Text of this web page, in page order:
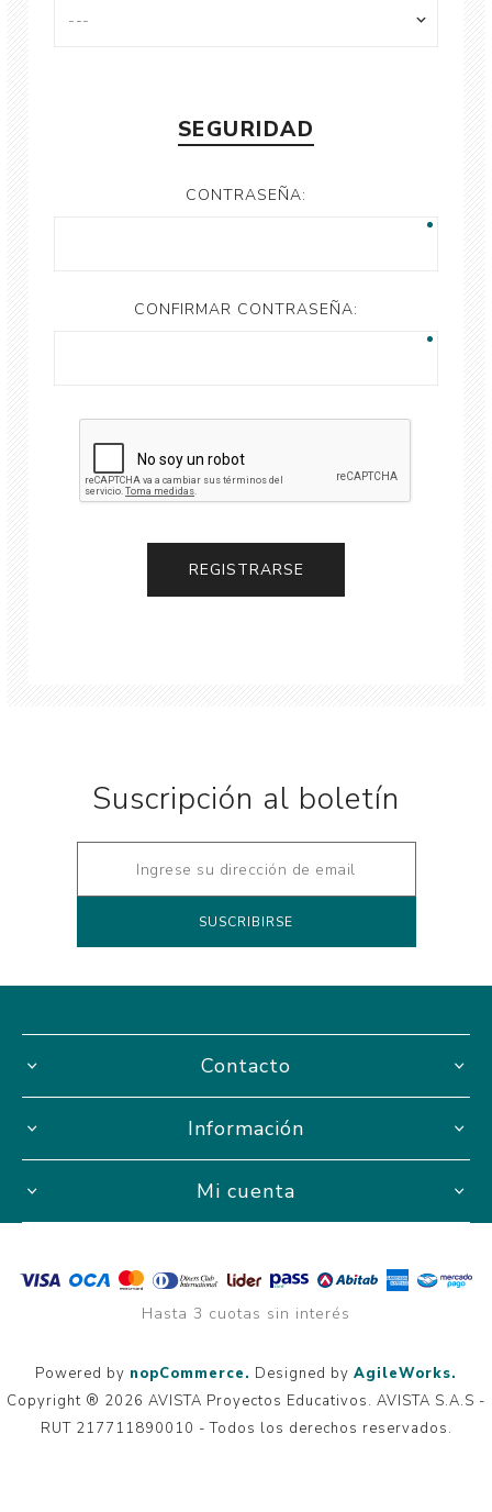
SEGURIDAD
CONTRASEÑA:
CONFIRMAR CONTRASEÑA:
Suscripción al boletín
Contacto
Información
Mi cuenta
Hasta 3 cuotas sin interés
Powered by nopCommerce. Designed by AgileWorks.
Copyright ® 2026 AVISTA Proyectos Educativos. AVISTA S.A.S -
RUT 217711890010 - Todos los derechos reservados.